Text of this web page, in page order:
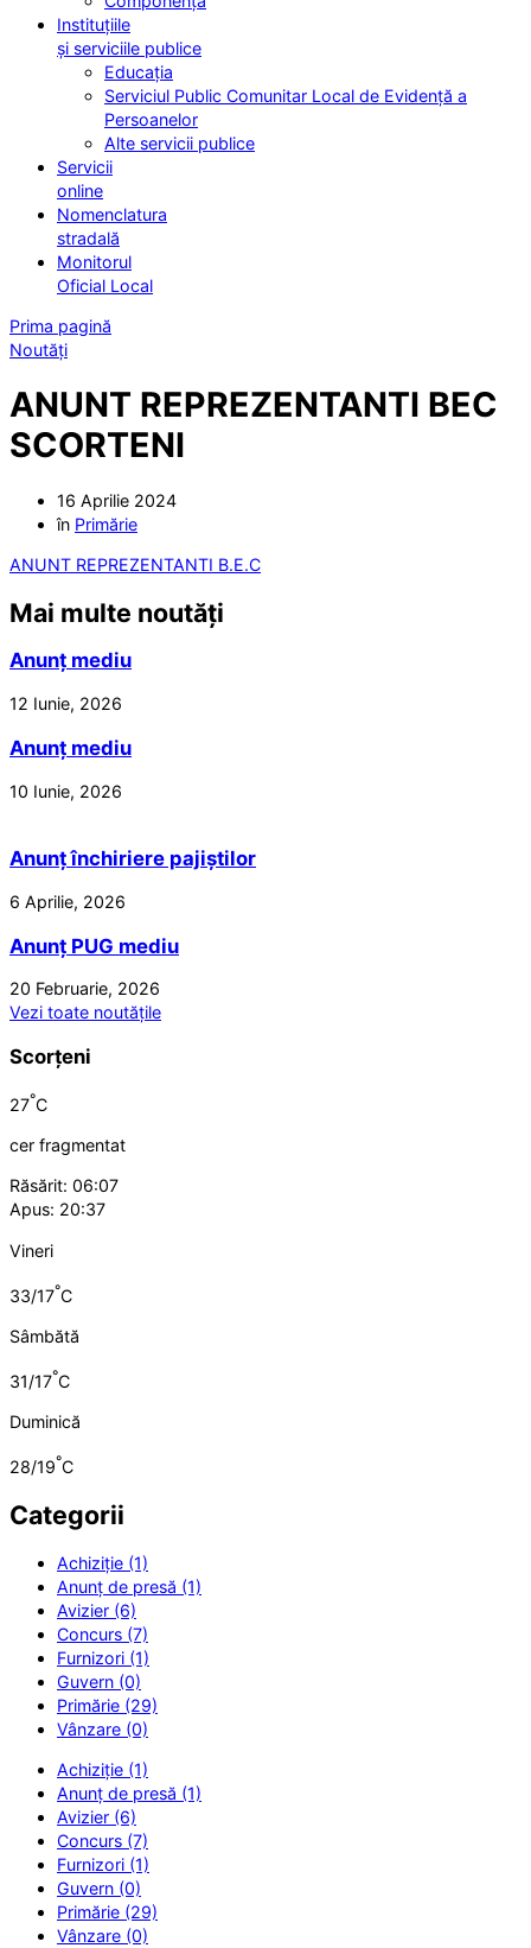
Instituțiile
și serviciile publice
Educația
Serviciul Public Comunitar Local de Evidență a
Persoanelor
Alte servicii publice
Servicii
online
Nomenclatura
stradală
Monitorul
Oficial Local
Prima pagină
Noutăți
ANUNT REPREZENTANTI BEC
SCORTENI
16 Aprilie 2024
în Primărie
ANUNT REPREZENTANTI B.E.C
Mai multe noutăți
Anunț mediu
12 Iunie, 2026
Anunț mediu
10 Iunie, 2026
Anunț închiriere pajiștilor
6 Aprilie, 2026
Anunț PUG mediu
20 Februarie, 2026
Vezi toate noutățile
Scorțeni
27°C
cer fragmentat
Răsărit: 06:07
Apus: 20:37
Vineri
33/17°C
Sâmbătă
31/17°C
Duminică
28/19°C
Categorii
Achiziție (1)
Anunț de presă (1)
Avizier (6)
Concurs (7)
Furnizori (1)
Guvern (0)
Primărie (29)
Vânzare (0)
Achiziție (1)
Anunț de presă (1)
Avizier (6)
Concurs (7)
Furnizori (1)
Guvern (0)
Primărie (29)
Vânzare (0)